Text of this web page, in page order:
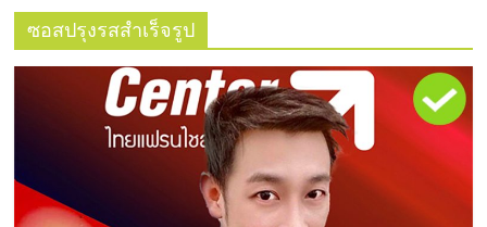
SME
แห่ง
ประเทศไทย,
ซอสปรุงรสสำเร็จรูป